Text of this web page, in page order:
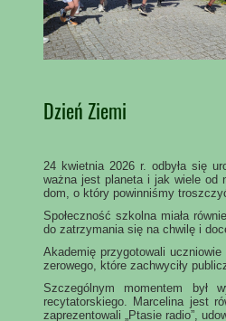
Dzień Ziemi
24 kwietnia 2026 r. odbyła się
ważna jest planeta i jak wiele od
dom, o który powinniśmy
Społeczność szkolna miała
do zatrzymania się na chwilę i
Akademię przygotowali
zerowego, które zachwyciły
Szczególnym momentem był
recytatorskiego. Marcelina jest
zaprezentowali „Ptasie radio”,